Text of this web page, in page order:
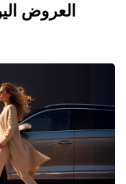
العروض